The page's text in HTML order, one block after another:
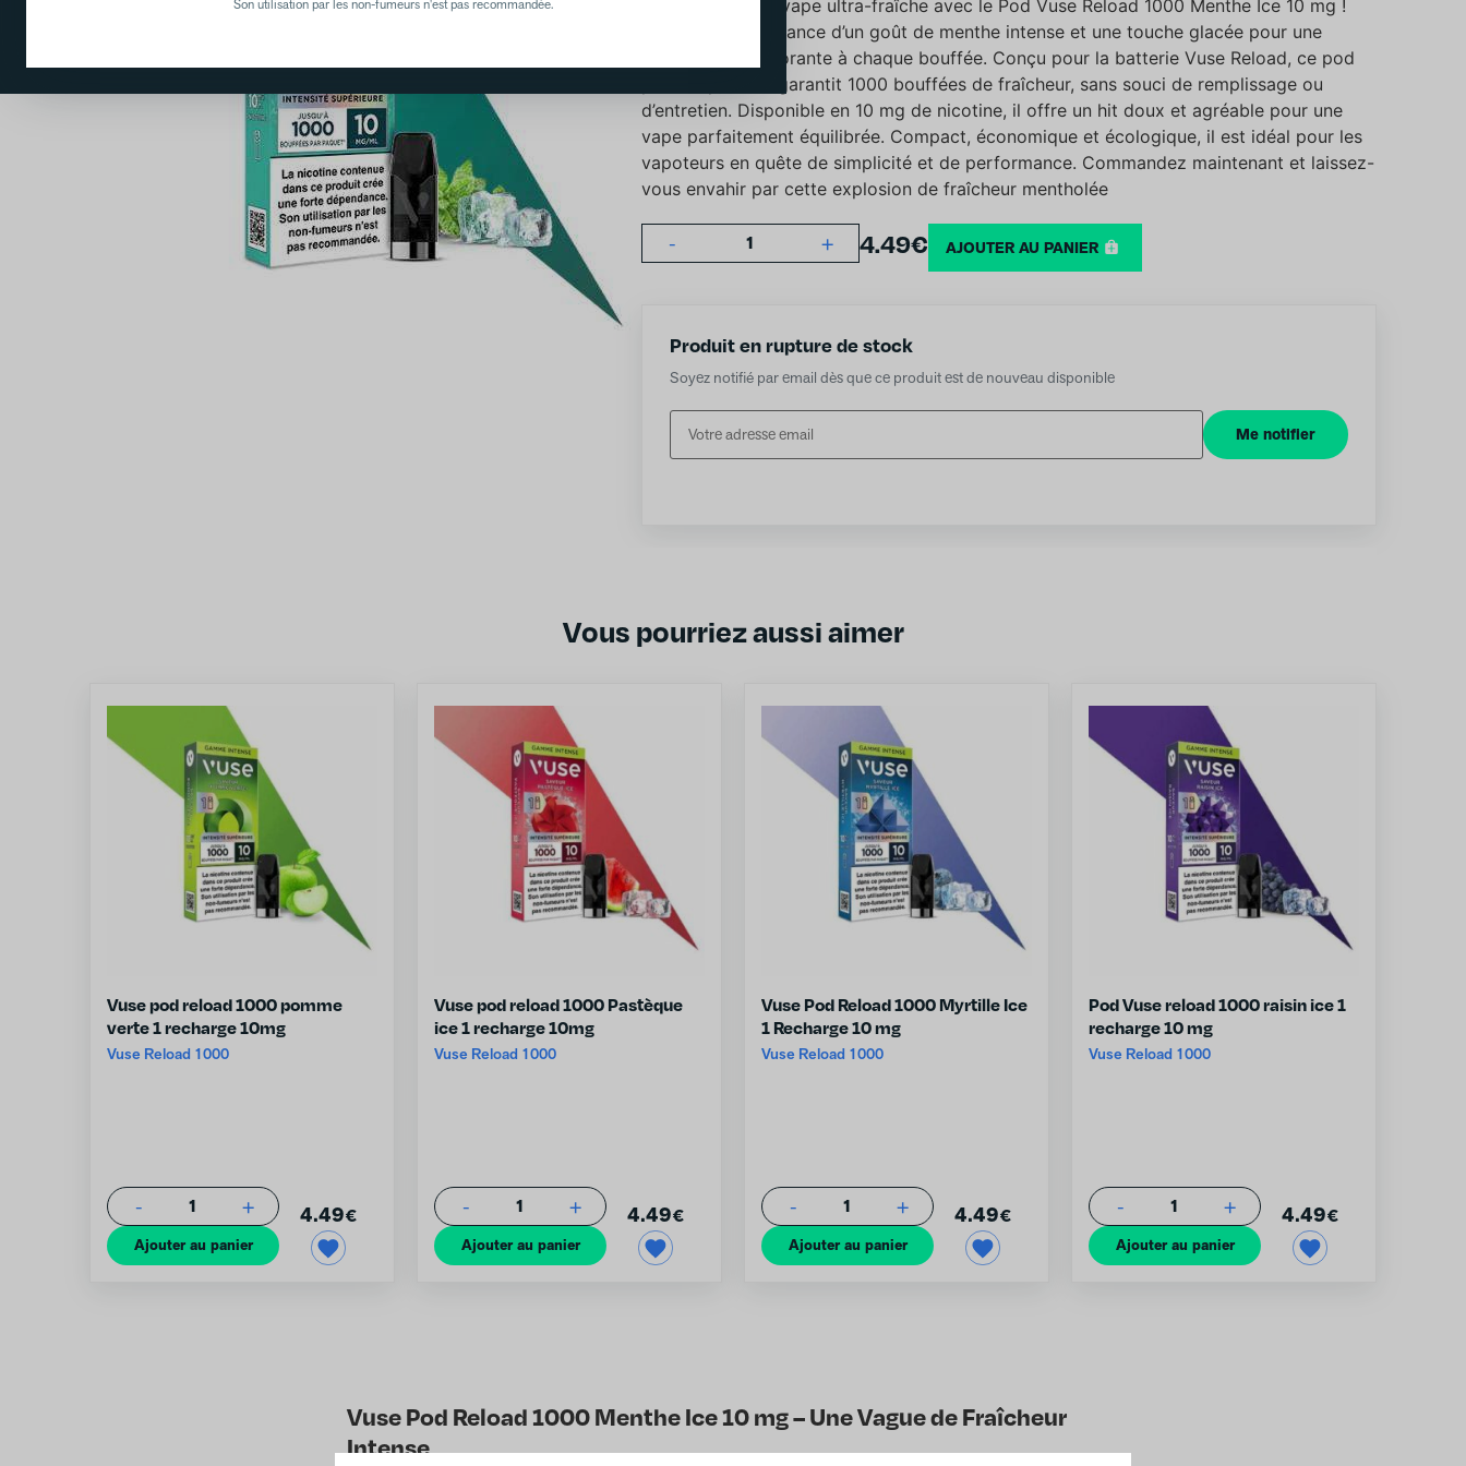
Son utilisation par les non-fumeurs n'est pas recommandée.
Offrez-vous une vape ultra-fraîche avec le Pod Vuse Reload 1000 Menthe Ice 10 mg !
Savourez la puissance d’un goût de menthe intense et une touche glacée pour une
expérience revigorante à chaque bouffée. Conçu pour la batterie Vuse Reload, ce pod
pré-rempli vous garantit 1000 bouffées de fraîcheur, sans souci de remplissage ou
d’entretien. Disponible en 10 mg de nicotine, il offre un hit doux et agréable pour une
vape parfaitement équilibrée. Compact, économique et écologique, il est idéal pour les
vapoteurs en quête de simplicité et de performance. Commandez maintenant et laissez-
vous envahir par cette explosion de fraîcheur mentholée
- 1 + 4.49€ AJOUTER AU PANIER
Produit en rupture de stock
Soyez notifié par email dès que ce produit est de nouveau disponible
Me notifier
Vous pourriez aussi aimer
Vuse pod reload 1000 pomme
verte 1 recharge 10mg
Vuse Reload 1000
- 1 +
Ajouter au panier
4.49€
Vuse pod reload 1000 Pastèque
ice 1 recharge 10mg
Vuse Reload 1000
- 1 +
Ajouter au panier
4.49€
Vuse Pod Reload 1000 Myrtille Ice
1 Recharge 10 mg
Vuse Reload 1000
- 1 +
Ajouter au panier
4.49€
Pod Vuse reload 1000 raisin ice 1
recharge 10 mg
Vuse Reload 1000
- 1 +
Ajouter au panier
4.49€
Vuse Pod Reload 1000 Menthe Ice 10 mg – Une Vague de Fraîcheur
Intense